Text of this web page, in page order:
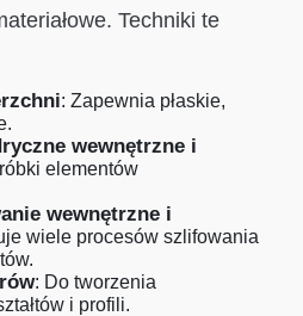
Techniki te
: Zapewnia płaskie,
wewnętrzne i
elementów
wewnętrzne i
wiele procesów szlifowania
: Do tworzenia
i profili.